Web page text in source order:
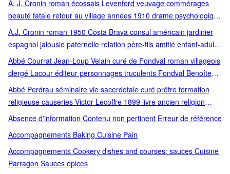
A. J. Cronin roman écossais Levenford veuvage commérages
beauté fatale retour au village années 1910 drame psychologique
roman britannique préjugés et commérages beauté et jalousie
Écosse début XXe siècle
A.J. Cronin roman 1950 Costa Brava consul américain jardinier
espagnol jalousie paternelle relation père-fils amitié enfant-adulte
drame psychologique San Jorge Roman psychologique Relations
père-fils Jalousie et contrôle Amitié intergénérationnelle Drame
Abbé Courrat Jean-Loup Velain curé de Fondval roman villageois
clergé Lacour éditeur personnages truculents Fondval Benoîte
Gustave Littérature régionale française Roman humoristique
Clergé rural Vie de village Personnages truculents Série
Abbé Perdrau séminaire vie sacerdotale curé prêtre formation
religieuse causeries Victor Lecoffre 1899 livre ancien religion
catholique formation cléricale dialogue spirituel conseils
Absence d'information Contenu non pertinent Erreur de référence
Accompagnements Baking Cuisine Pain
Accompagnements Cookery dishes and courses: sauces Cuisine
Parragon Sauces épices